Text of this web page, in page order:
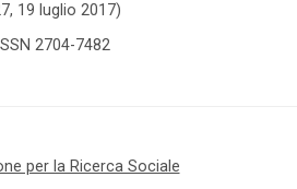
19 luglio 2017)
ISSN 2704-7482
per la Ricerca Sociale